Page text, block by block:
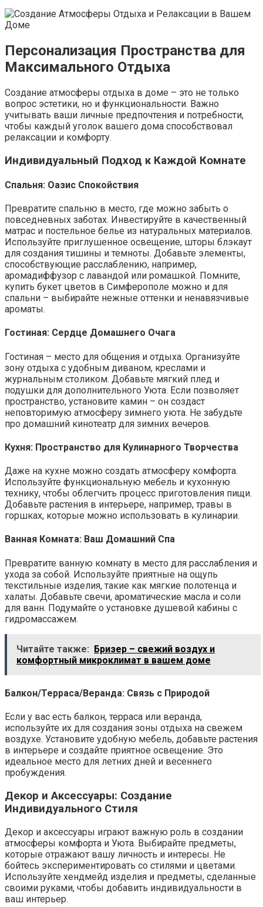
Персонализация Пространства для
Максимального Отдыха
Создание атмосферы отдыха в доме – это не только
вопрос эстетики, но и функциональности. Важно
учитывать ваши личные предпочтения и потребности,
чтобы каждый уголок вашего дома способствовал
релаксации и комфорту.
Индивидуальный Подход к Каждой Комнате
Спальня: Оазис Спокойствия
Превратите спальню в место, где можно забыть о
повседневных заботах. Инвестируйте в качественный
матрас и постельное белье из натуральных материалов.
Используйте приглушенное освещение, шторы блэкаут
для создания тишины и темноты. Добавьте элементы,
способствующие расслаблению, например,
аромадиффузор с лавандой или ромашкой. Помните,
купить букет цветов в Симферополе можно и для
спальни – выбирайте нежные оттенки и ненавязчивые
ароматы.
Гостиная: Сердце Домашнего Очага
Гостиная – место для общения и отдыха. Организуйте
зону отдыха с удобным диваном, креслами и
журнальным столиком. Добавьте мягкий плед и
подушки для дополнительного Уюта. Если позволяет
пространство, установите камин – он создаст
неповторимую атмосферу зимнего уюта. Не забудьте
про домашний кинотеатр для зимних вечеров.
Кухня: Пространство для Кулинарного Творчества
Даже на кухне можно создать атмосферу комфорта.
Используйте функциональную мебель и кухонную
технику, чтобы облегчить процесс приготовления пищи.
Добавьте растения в интерьере, например, травы в
горшках, которые можно использовать в кулинарии.
Ванная Комната: Ваш Домашний Спа
Превратите ванную комнату в место для расслабления и
ухода за собой. Используйте приятные на ощупь
текстильные изделия, такие как мягкие полотенца и
халаты. Добавьте свечи, ароматические масла и соли
для ванн. Подумайте о установке душевой кабины с
гидромассажем.
Читайте также: Бризер – свежий воздух и
комфортный микроклимат в вашем доме
Балкон/Терраса/Веранда: Связь с Природой
Если у вас есть балкон, терраса или веранда,
используйте их для создания зоны отдыха на свежем
воздухе. Установите удобную мебель, добавьте растения
в интерьере и создайте приятное освещение. Это
идеальное место для летних дней и весеннего
пробуждения.
Декор и Аксессуары: Создание
Индивидуального Стиля
Декор и аксессуары играют важную роль в создании
атмосферы комфорта и Уюта. Выбирайте предметы,
которые отражают вашу личность и интересы. Не
бойтесь экспериментировать со стилями и цветами.
Используйте хендмейд изделия и предметы, сделанные
своими руками, чтобы добавить индивидуальности в
ваш интерьер.